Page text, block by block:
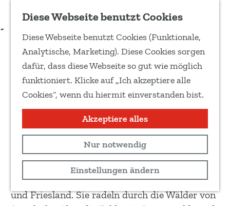
Diese Webseite benutzt Cookies
Diese Webseite benutzt Cookies (Funktionale,
Analytische, Marketing). Diese Cookies sorgen
dafür, dass diese Webseite so gut wie möglich
funktioniert. Klicke auf „Ich akzeptiere alle
Cookies“, wenn du hiermit einverstanden bist.
Akzeptiere alles
Nur notwendig
Einstellungen ändern
Zu Favoriten hinzufügen
e
i
l
e
d
e
e
i
Download Routenbeschreibung
Veenwolds
Recreatief
40 km
Routenkarte anzeigen
Im Wechsel geht es durch Wald, Heide und
offenes Feld. Die Veenwolds-Route verläuft an
der Grenze zwischen den Provinzen Drenthe
und Friesland. Sie radeln durch die Wälder von